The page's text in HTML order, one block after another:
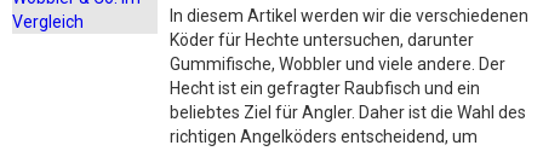
In diesem Artikel werden wir die verschiedenen
Köder für Hechte untersuchen, darunter
Gummifische, Wobbler und viele andere. Der
Hecht ist ein gefragter Raubfisch und ein
beliebtes Ziel für Angler. Daher ist die Wahl des
richtigen Angelköders entscheidend, um